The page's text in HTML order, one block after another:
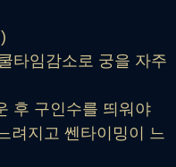
타임감소로 궁을 자주
후 구인수를 띄워야
려지고 쎈타이밍이 느